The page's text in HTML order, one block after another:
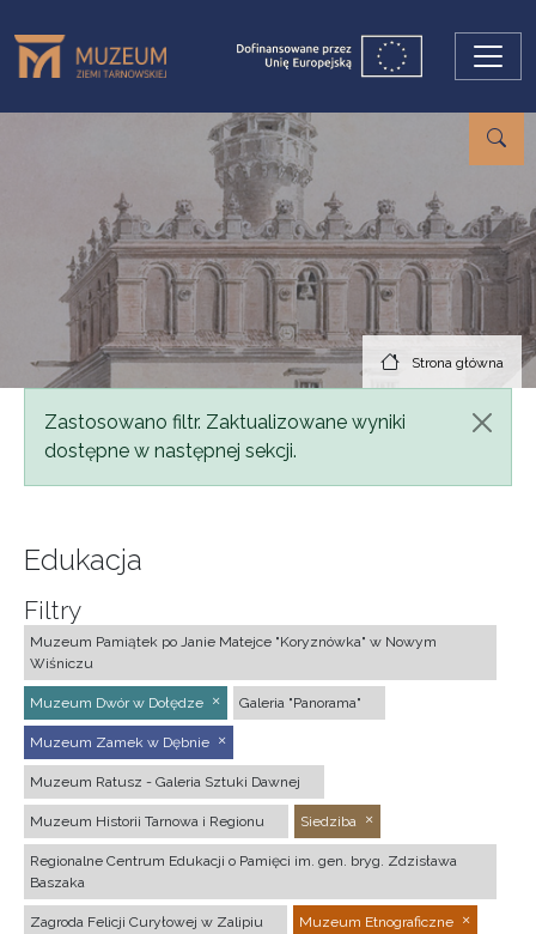
Strona główna
Komunikat
Zastosowano filtr. Zaktualizowane wyniki
dostępne w następnej sekcji.
Edukacja
Filtry
Muzeum Pamiątek po Janie Matejce "Koryznówka" w Nowym
Wiśniczu
Muzeum Dwór w Dołędze Galeria "Panorama"
Muzeum Zamek w Dębnie
Muzeum Ratusz - Galeria Sztuki Dawnej
Muzeum Historii Tarnowa i Regionu Siedziba
Regionalne Centrum Edukacji o Pamięci im. gen. bryg. Zdzisława
Baszaka
Zagroda Felicji Curyłowej w Zalipiu Muzeum Etnograficzne